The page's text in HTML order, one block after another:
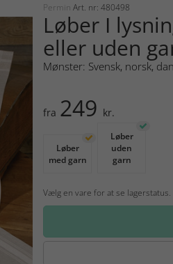
Permin Art. nr: 480498
Løber I
eller uden
Mønster: Svensk, norsk,
fra 249 kr.
Løber
med garn
Løber
uden
garn
Vælg en vare for at se lagerstatus.